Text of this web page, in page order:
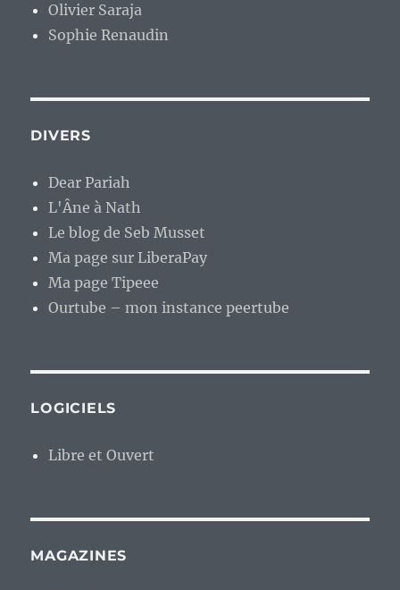
Olivier Saraja
Sophie Renaudin
DIVERS
Dear Pariah
L'Âne à Nath
Le blog de Seb Musset
Ma page sur LiberaPay
Ma page Tipeee
Ourtube – mon instance peertube
LOGICIELS
Libre et Ouvert
MAGAZINES